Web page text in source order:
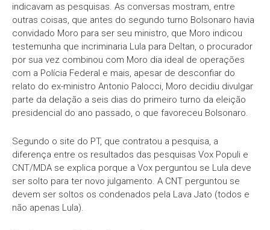
indicavam as pesquisas. As conversas mostram, entre
outras coisas, que antes do segundo turno Bolsonaro havia
convidado Moro para ser seu ministro, que Moro indicou
testemunha que incriminaria Lula para Deltan, o procurador
por sua vez combinou com Moro dia ideal de operações
com a Polícia Federal e mais, apesar de desconfiar do
relato do ex-ministro Antonio Palocci, Moro decidiu divulgar
parte da delação a seis dias do primeiro turno da eleição
presidencial do ano passado, o que favoreceu Bolsonaro.
Segundo o site do PT, que contratou a pesquisa, a
diferença entre os resultados das pesquisas Vox Populi e
CNT/MDA se explica porque a Vox perguntou se Lula deve
ser solto para ter novo julgamento. A CNT perguntou se
devem ser soltos os condenados pela Lava Jato (todos e
não apenas Lula).